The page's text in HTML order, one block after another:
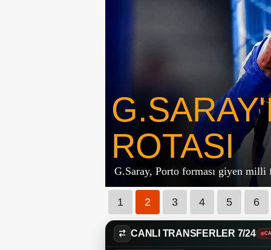
ROTASI
G.Saray, Porto forması giyen
1 2 3 4 5 6
CANLI TRANSFERLER 7/24